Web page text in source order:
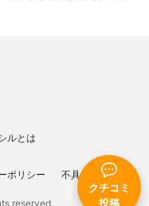
クチコミ
投稿
ルとは
ポリシー 不具合報告
reserved.